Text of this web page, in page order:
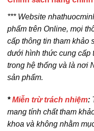
*** Website
phẩm trên Online, mọi
cấp thông tin tham khảo
dưới hình thức cung cấp
trong hệ thống và là nơi
sản phẩm.
*Miễn trừ trách nhiệm:
mang tính chất tham
khoa và không nhằm